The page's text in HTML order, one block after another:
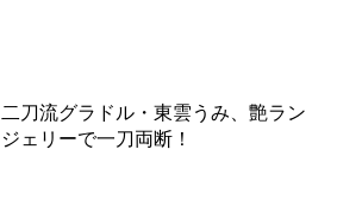
二刀流グラドル・東雲うみ、艶ラン
ジェリーで一刀両断！